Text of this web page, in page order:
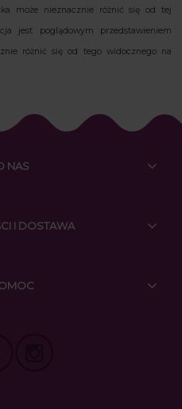
może nieznacznie różnić się od tej
jest poglądowym przedstawieniem
różnić się od tego widocznego na
NAS
I DOSTAWA